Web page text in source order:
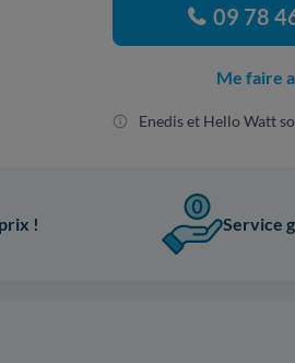
09 78
Me faire
Enedis et Hello Watt
! Service